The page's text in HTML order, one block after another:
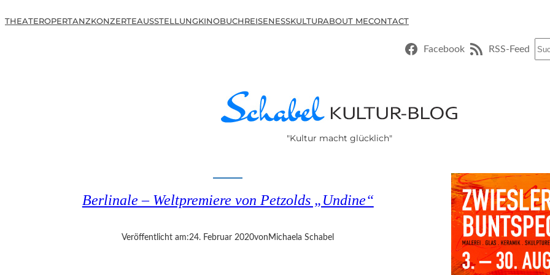
THEATEROPERTANZKONZERTEAUSSTELLUNGKINOBUCHREISENESSKULTURABOUT MECONTACT
Facebook RSS-Feed
"Kultur macht glücklich"
Berlinale – Weltpremiere von Petzolds „Undine“
Veröffentlicht am:24. Februar 2020von Michaela Schabel